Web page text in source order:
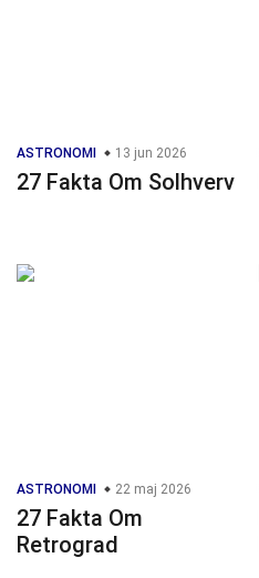
ASTRONOMI 13 jun 2026
27 Fakta Om Solhverv
ASTRONOMI 22 maj 2026
27 Fakta Om
Retrograd